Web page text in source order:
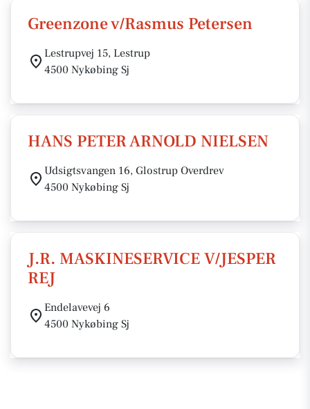
Greenzone v/Rasmus Petersen
Lestrupvej 15, Lestrup
4500 Nykøbing Sj
HANS PETER ARNOLD NIELSEN
Udsigtsvangen 16, Glostrup Overdrev
4500 Nykøbing Sj
J.R. MASKINESERVICE V/JESPER
REJ
Endelavevej 6
4500 Nykøbing Sj